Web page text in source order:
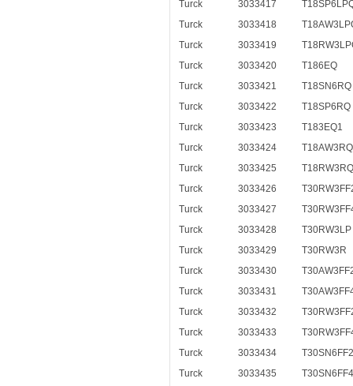
Turck 3033417
Turck
3033418
Turck
3033419
Turck
3033420
T186EQ
Turck
3033421
T18SN6RQ
Turck
3033422
T18SP6RQ
Turck
3033423
T183EQ1
Turck
3033424
Turck
3033425
Turck
3033426
Turck
3033427
Turck
3033428
T30RW3LP
Turck
3033429
T30RW3R
Turck
3033430
Turck
3033431
Turck
3033432
Turck
3033433
Turck
3033434
Turck
3033435